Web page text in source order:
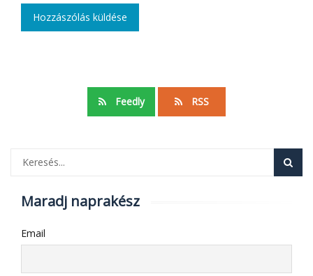
Feedly RSS
Maradj naprakész
Email